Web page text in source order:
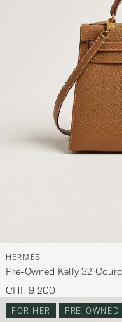
HERMÈS
Pre-Owned Kelly 32
CHF 9 200
FOR HER PRE-OWNED